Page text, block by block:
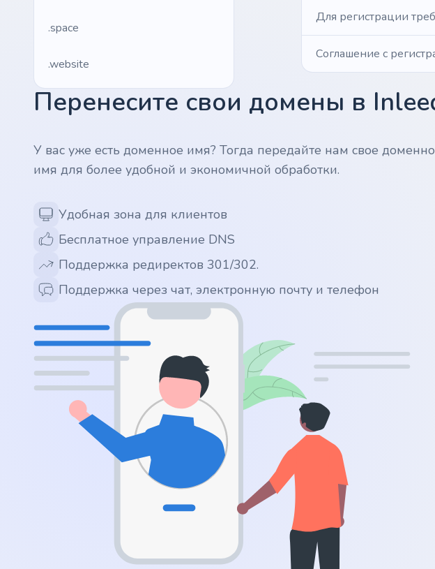
.space
.website
.io
.vc
.gr
.network
.app
.co
.no
Для регистрации
Соглашение с
Перенесите свои домены в
У вас уже есть доменное имя? Тогда передайте нам свое
имя для более удобной и экономичной обработки.
Удобная зона для клиентов
Бесплатное управление DNS
Поддержка редиректов 301/302.
Поддержка через чат, электронную почту и телефон